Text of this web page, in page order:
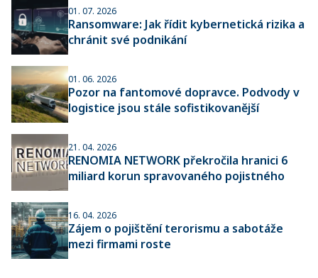
01. 07. 2026
Ransomware: Jak řídit kybernetická rizika a
chránit své podnikání
01. 06. 2026
Pozor na fantomové dopravce. Podvody v
logistice jsou stále sofistikovanější
21. 04. 2026
RENOMIA NETWORK překročila hranici 6
miliard korun spravovaného pojistného
16. 04. 2026
Zájem o pojištění terorismu a sabotáže
mezi firmami roste